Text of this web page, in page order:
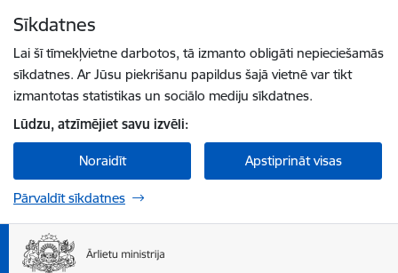
Sīkdatnes
Lai šī tīmekļvietne darbotos, tā izmanto obligāti nepieciešamās
sīkdatnes. Ar Jūsu piekrišanu papildus šajā vietnē var tikt
izmantotas statistikas un sociālo mediju sīkdatnes.
Lūdzu, atzīmējiet savu izvēli:
Noraidīt Apstiprināt visas
Pārvaldīt sīkdatnes